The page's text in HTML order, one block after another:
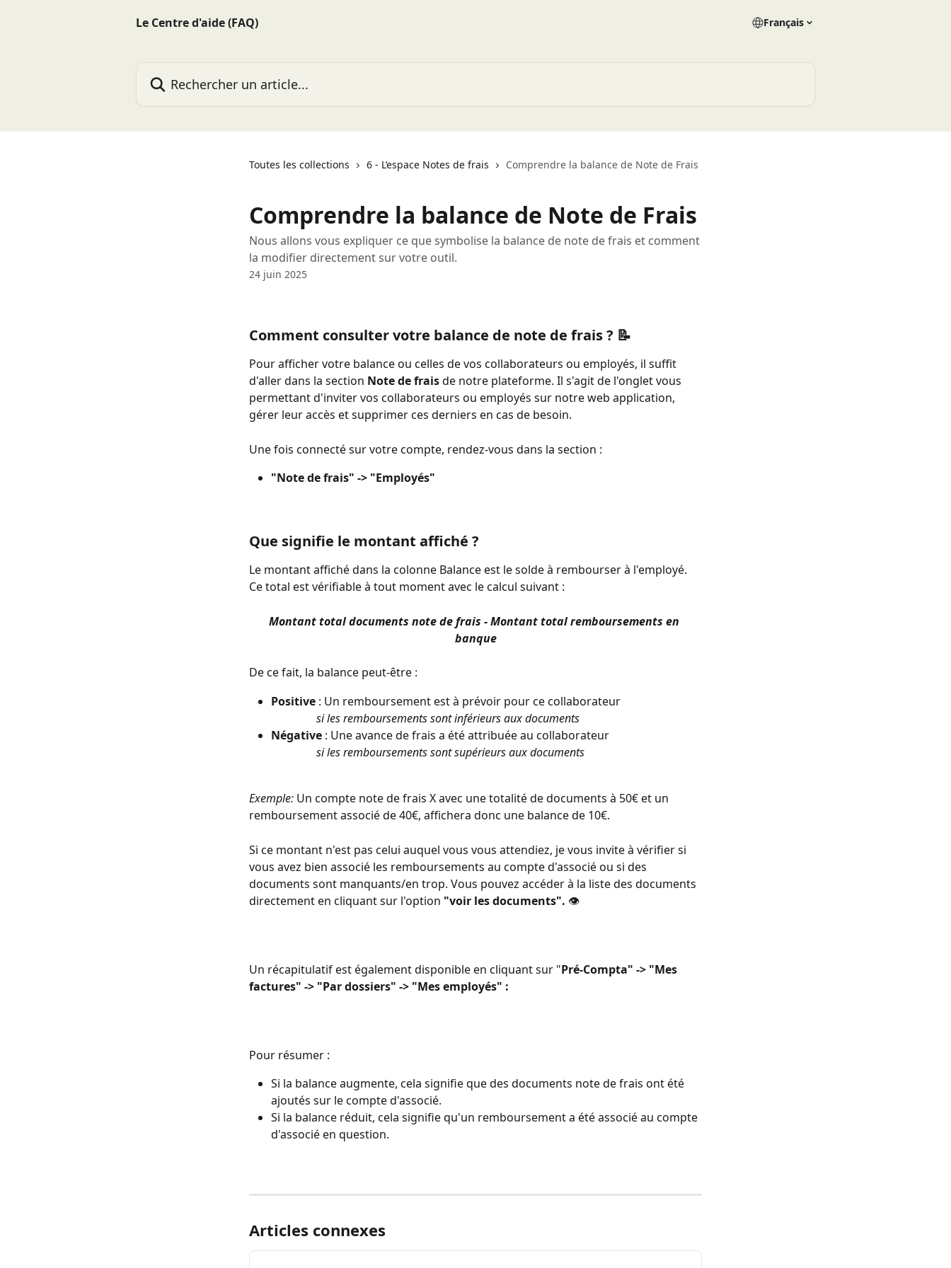
Le Centre d'aide (FAQ)
Français
Toutes les collections 6 - L’espace Notes de frais Comprendre la balance de Note de Frais
Comprendre la balance de Note de Frais
Nous allons vous expliquer ce que symbolise la balance de note de frais et comment
la modifier directement sur votre outil.
24 juin 2025
Comment consulter votre balance de note de frais ? 📝
Pour afficher votre balance ou celles de vos collaborateurs ou employés, il suffit
d'aller dans la section Note de frais de notre plateforme. Il s'agit de l'onglet vous
permettant d'inviter vos collaborateurs ou employés sur notre web application,
gérer leur accès et supprimer ces derniers en cas de besoin.
Une fois connecté sur votre compte, rendez-vous dans la section :
"Note de frais" -> "Employés"
Que signifie le montant affiché ?
Le montant affiché dans la colonne Balance est le solde à rembourser à l'employé.
Ce total est vérifiable à tout moment avec le calcul suivant :
Montant total documents note de frais - Montant total remboursements en
banque
De ce fait, la balance peut-être :
Positive : Un remboursement est à prévoir pour ce collaborateur
si les remboursements sont inférieurs aux documents
Négative : Une avance de frais a été attribuée au collaborateur
  si les remboursements sont supérieurs aux documents
Exemple: Un compte note de frais X avec une totalité de documents à 50€ et un
remboursement associé de 40€, affichera donc une balance de 10€.
Si ce montant n'est pas celui auquel vous vous attendiez, je vous invite à vérifier si
vous avez bien associé les remboursements au compte d'associé ou si des
documents sont manquants/en trop. Vous pouvez accéder à la liste des documents
directement en cliquant sur l'option "voir les documents". 👁️
Un récapitulatif est également disponible en cliquant sur "Pré-Compta" -> "Mes
factures" -> "Par dossiers" -> "Mes employés" :
Pour résumer :
Si la balance augmente, cela signifie que des documents note de frais ont été
ajoutés sur le compte d'associé.
Si la balance réduit, cela signifie qu'un remboursement a été associé au compte
d'associé en question.
Articles connexes